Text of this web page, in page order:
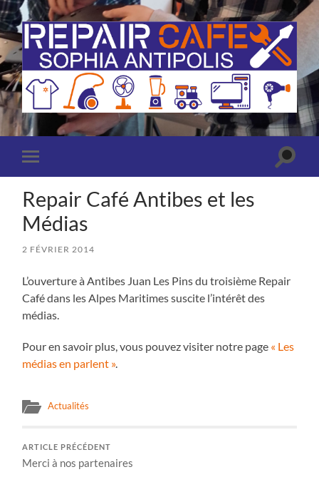
Repair
Café
Sophia
mobile
menu
Toggle
Repair Café Antibes et les
Médias
2 FÉVRIER 2014
L’ouverture à Antibes Juan Les Pins du troisième Repair
Café dans les Alpes Maritimes suscite l’intérêt des
médias.
Pour en savoir plus, vous pouvez visiter notre page « Les
médias en parlent ».
Actualités
ARTICLE PRÉCÉDENT
Merci à nos partenaires